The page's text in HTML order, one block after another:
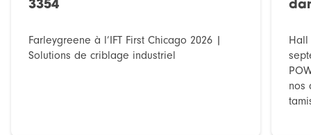
3354
Farleygreene à l’IFT First Chicago 2026 |
Solutions de criblage industriel
Hall
nos